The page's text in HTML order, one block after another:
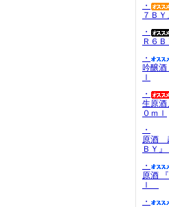
・
７Ｂ
・
Ｒ６
・
吟醸
ｌ
・
生原酒
０ｍｌ
・
原酒
ＢＹ』
・
原酒
ｌ
・